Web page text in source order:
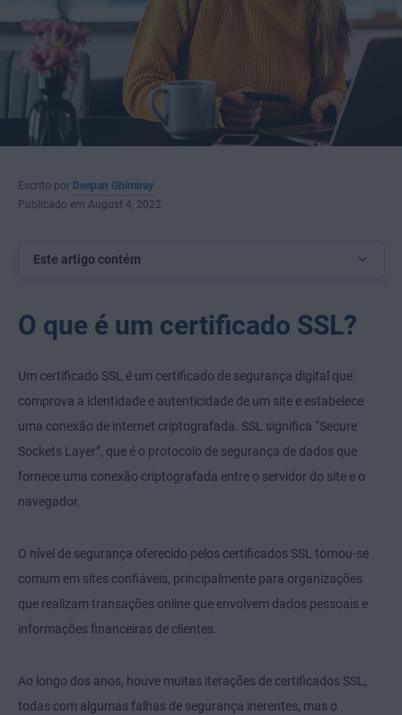
Escrito por Deepan Ghimiray
Publicado em August 4, 2022
Este artigo contém
O que é um certificado SSL?
Um certificado SSL é um certificado de segurança digital que
comprova a identidade e autenticidade de um site e estabelece
uma conexão de internet criptografada. SSL significa “Secure
Sockets Layer”, que é o protocolo de segurança de dados que
fornece uma conexão criptografada entre o servidor do site e o
navegador.
O nível de segurança oferecido pelos certificados SSL tornou-se
comum em sites confiáveis, principalmente para organizações
que realizam transações online que envolvem dados pessoais e
informações financeiras de clientes.
Ao longo dos anos, houve muitas iterações de certificados SSL,
todas com algumas falhas de segurança inerentes, mas o